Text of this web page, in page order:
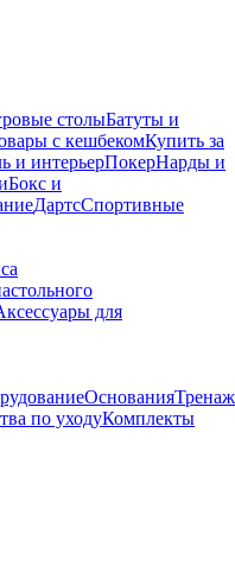
столыБатуты и
с кешбекомКупить за
и интерьерПокерНарды и
Бокс и
ДартсСпортивные
для
Основания
по уходуКомплекты